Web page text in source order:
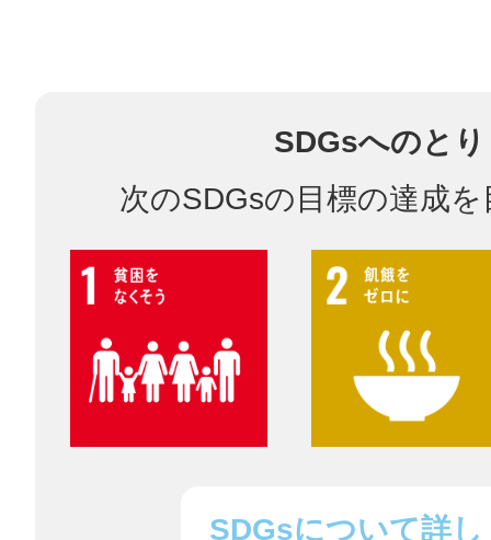
SDGsへのと
次のSDGsの目標の達成
SDGsについて詳し
鎌倉
相模原